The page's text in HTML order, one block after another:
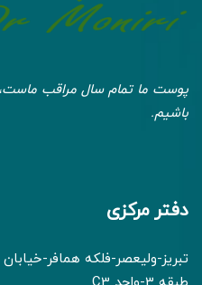
پوست ما تمام سال مراقب
باشیم.
دفتر مرکزی